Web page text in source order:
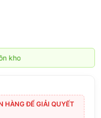
HÀNG ĐỂ GIẢI QUYẾT